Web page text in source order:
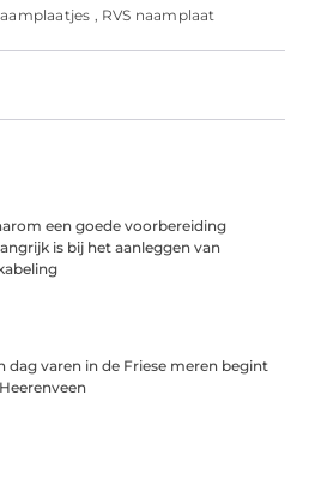
, RVS naamplaat
een goede voorbereiding
is bij het aanleggen van
dag varen in de Friese meren begint